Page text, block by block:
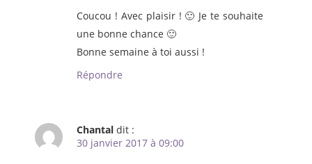
Coucou ! Avec plaisir ! 🙂 Je te souhaite
une bonne chance 🙂
Bonne semaine à toi aussi !
Répondre
Chantal dit :
30 janvier 2017 à 09:00